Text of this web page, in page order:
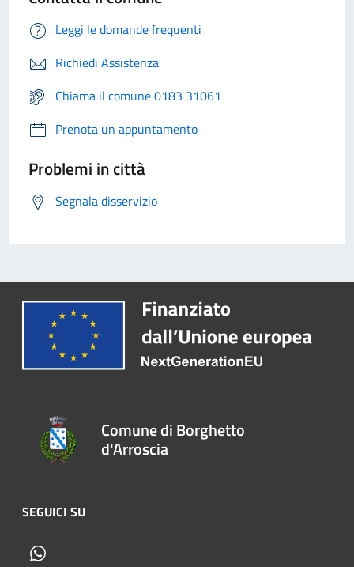
Leggi le domande frequenti
Richiedi Assistenza
Chiama il comune 0183 31061
Prenota un appuntamento
Problemi in città
Segnala disservizio
Comune di Borghetto
d'Arroscia
SEGUICI SU